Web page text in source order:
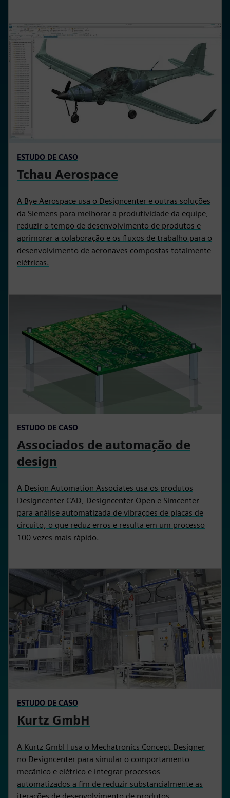
ESTUDO DE CASO
Tchau Aerospace
A Bye Aerospace usa o Designcenter e outras soluções
da Siemens para melhorar a produtividade da equipe,
reduzir o tempo de desenvolvimento de produtos e
aprimorar a colaboração e os fluxos de trabalho para o
desenvolvimento de aeronaves compostas totalmente
elétricas.
ESTUDO DE CASO
Associados de automação de
design
A Design Automation Associates usa os produtos
Designcenter CAD, Designcenter Open e Simcenter
para análise automatizada de vibrações de placas de
circuito, o que reduz erros e resulta em um processo
100 vezes mais rápido.
ESTUDO DE CASO
Kurtz GmbH
A Kurtz GmbH usa o Mechatronics Concept Designer
no Designcenter para simular o comportamento
mecânico e elétrico e integrar processos
automatizados a fim de reduzir substancialmente as